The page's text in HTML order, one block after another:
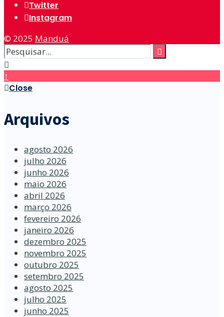
Twitter
Instagram
© 2025 Manduá
↑
Close
Arquivos
agosto 2026
julho 2026
junho 2026
maio 2026
abril 2026
março 2026
fevereiro 2026
janeiro 2026
dezembro 2025
novembro 2025
outubro 2025
setembro 2025
agosto 2025
julho 2025
junho 2025